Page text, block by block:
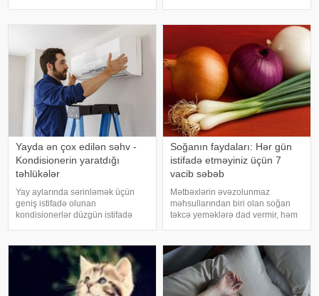
riskini azaltmaq üçün kalsium, D
beynin gözlərdən və bədənin
hərəkətindən gələn siqnallar
arasındakı uyğunsuzluqda
Yayda ən çox edilən səhv -
Kondisionerin yaratdığı
təhlükələr
Yay aylarında sərinləmək üçün
geniş istifadə olunan
kondisionerlər düzgün istifadə
xəbər verir ki, ani temperatur
dəyişiklikləri, quru hava və
baxımsız kondisionerlərd
Soğanın faydaları: Hər gün
istifadə etməyiniz üçün 7
vacib səbəb
Mətbəxlərin əvəzolunmaz
məhsullarından biri olan soğan
təkcə yeməklərə dad vermir, həm
tərkibindəki vitaminlər, minerallar
və antioksidantlar sayəsində soğa